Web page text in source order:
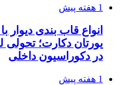
1 هفته پیش
انواع قاب بندی
یورتان دکارت؛
در دکوراسیون داخلی
1 هفته پیش